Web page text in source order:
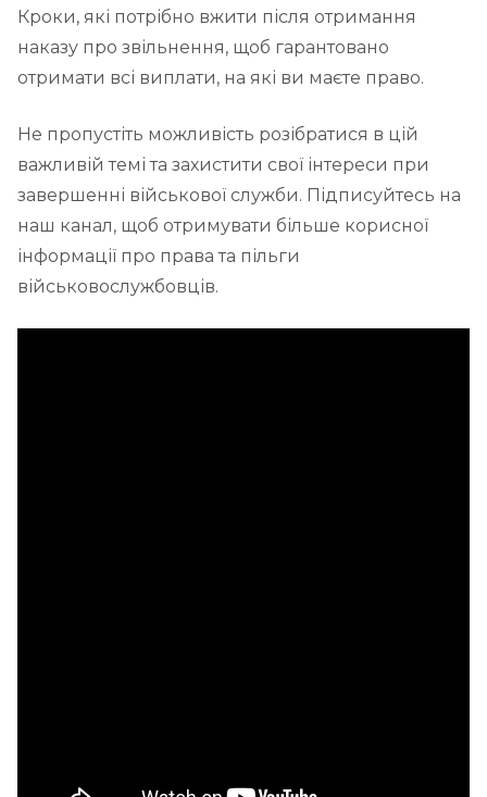
Кроки, які потрібно вжити після отримання
наказу про звільнення, щоб гарантовано
отримати всі виплати, на які ви маєте право.
Не пропустіть можливість розібратися в цій
важливій темі та захистити свої інтереси при
завершенні військової служби. Підписуйтесь на
наш канал, щоб отримувати більше корисної
інформації про права та пільги
військовослужбовців.